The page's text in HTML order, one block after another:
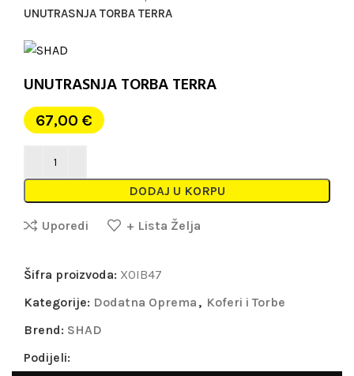
UNUTRASNJA TORBA TERRA
UNUTRASNJA TORBA TERRA
67,00 €
DODAJ U KORPU
Uporedi + Lista Želja
Šifra proizvoda: X0IB47
Kategorije: Dodatna Oprema , Koferi i Torbe
Brend: SHAD
Podijeli: